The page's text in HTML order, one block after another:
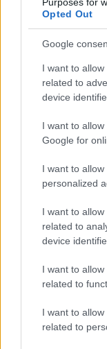
Opted Out
Google
I want to
related to
device
I want to
Google for
I want to
personalized
I want to
related to
device
I want to
related to
I want to
related to
ΚΟΣΜΟΣ 23/02/2024
Παρίσι: Για
Άιφελ -Τι